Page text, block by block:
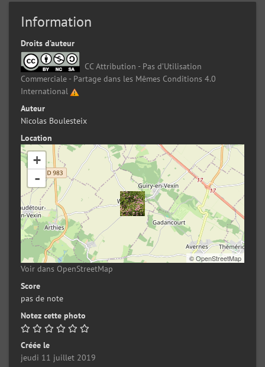
Information
Droits d’auteur
CC Attribution - Pas d’Utilisation
Commerciale - Partage dans les Mêmes Conditions 4.0
International
Auteur
Nicolas Boulesteix
Location
+
-
©OpenStreetMap
Voir dans OpenStreetMap
Score
pas de note
Notez cette photo
Créée le
jeudi 11 juillet 2019